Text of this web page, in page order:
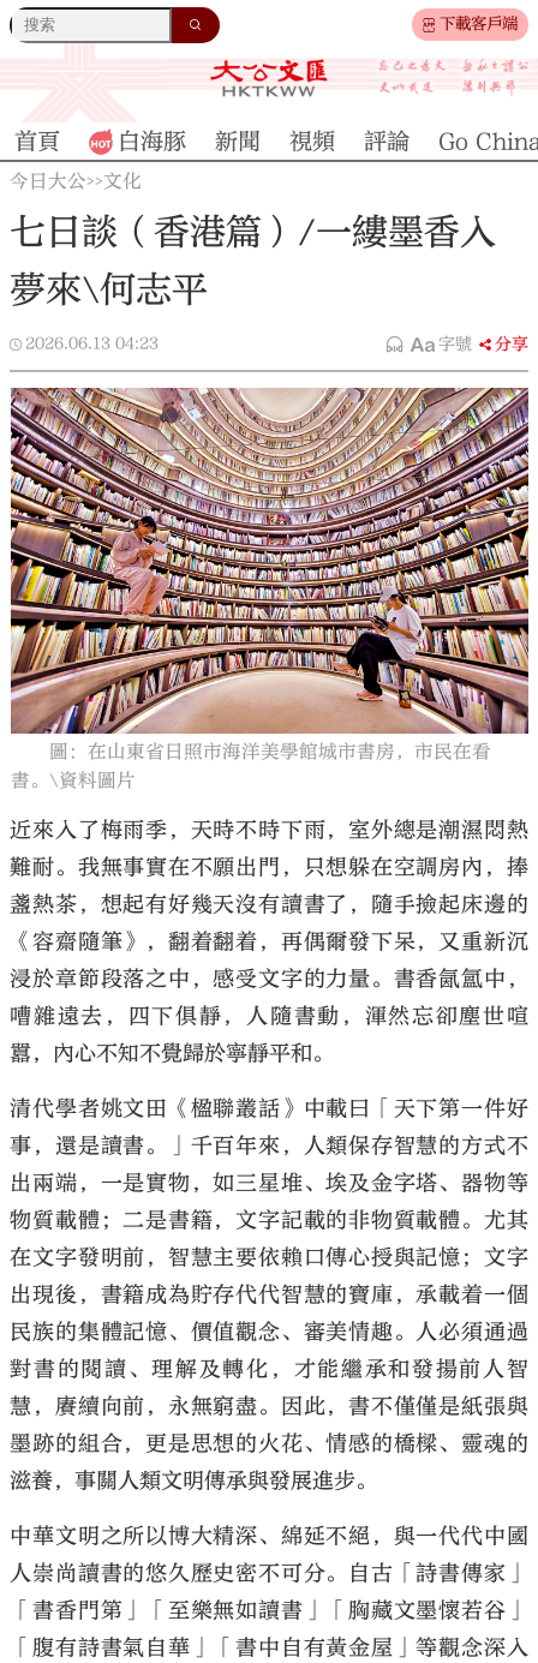
下載客戶端
大公文匯
首頁 白海豚 新聞 視頻 評論 Go
今日大公>>文化
七日談（香港篇）/一縷墨香入
夢來\何志平
2026.06.13 04:23 字號 分享
圖：在山東省日照市海洋美學館城市書房，市民在看
書。\資料圖片
近來入了梅雨季，天時不時下雨，室外總是潮濕悶熱
難耐。我無事實在不願出門，只想躲在空調房內，捧
盞熱茶，想起有好幾天沒有讀書了，隨手撿起床邊的
《容齋隨筆》，翻着翻着，再偶爾發下呆，又重新沉
浸於章節段落之中，感受文字的力量。書香氤氳中，
嘈雜遠去，四下俱靜，人隨書動，渾然忘卻塵世喧
囂，內心不知不覺歸於寧靜平和。
清代學者姚文田《楹聯叢話》中載曰「天下第一件好
事，還是讀書。」千百年來，人類保存智慧的方式不
出兩端，一是實物，如三星堆、埃及金字塔、器物等
物質載體；二是書籍，文字記載的非物質載體。尤其
在文字發明前，智慧主要依賴口傳心授與記憶；文字
出現後，書籍成為貯存代代智慧的寶庫，承載着一個
民族的集體記憶、價值觀念、審美情趣。人必須通過
對書的閱讀、理解及轉化，才能繼承和發揚前人智
慧，賡續向前，永無窮盡。因此，書不僅僅是紙張與
墨跡的組合，更是思想的火花、情感的橋樑、靈魂的
滋養，事關人類文明傳承與發展進步。
中華文明之所以博大精深、綿延不絕，與一代代中國
人崇尚讀書的悠久歷史密不可分。自古「詩書傳家」
「書香門第」「至樂無如讀書」「胸藏文墨懷若谷」
「腹有詩書氣自華」「書中自有黃金屋」等觀念深入